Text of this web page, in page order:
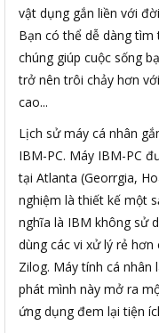
vật dụng gắn liền với
Bạn có thể dễ dàng tìm
chúng giúp cuộc sống
trở nên trôi chảy hơn
cao...
Lịch sử máy cá nhân
IBM-PC. Máy IBM-PC
tại Atlanta (Georrgia,
nghiệm là thiết kế một
nghĩa là IBM không sử
dùng các vi xử lý rẻ
Zilog. Máy tính cá
phát mình này mở ra
ứng dụng đem lại tiện